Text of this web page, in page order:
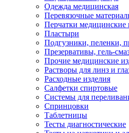
Одежда медицинская
Перевязочные
Перчатки медицинские
Пластыри
Подгузники, пеленки,
Презервативы, гель-
Прочие медицинские
Растворы для линз и
Расходные изделия
Салфетки спиртовые
Системы для
Спринцовки
Таблетницы
Тесты диагностические